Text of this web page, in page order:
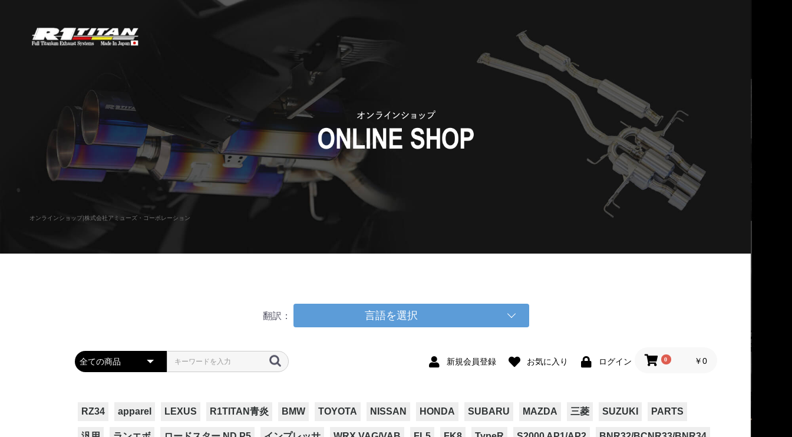
オンラインショップ|株式会社アミューズ・コーポレーション
翻訳： 言語を選択
新規会員登録 お気に入り ログイン 0 ￥0
RZ34 apparel LEXUS R1TITAN青炎 BMW TOYOTA NISSAN HONDA SUBARU MAZDA 三菱 SUZUKI PARTS